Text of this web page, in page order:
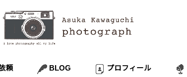
頼 BLOG プロフィール